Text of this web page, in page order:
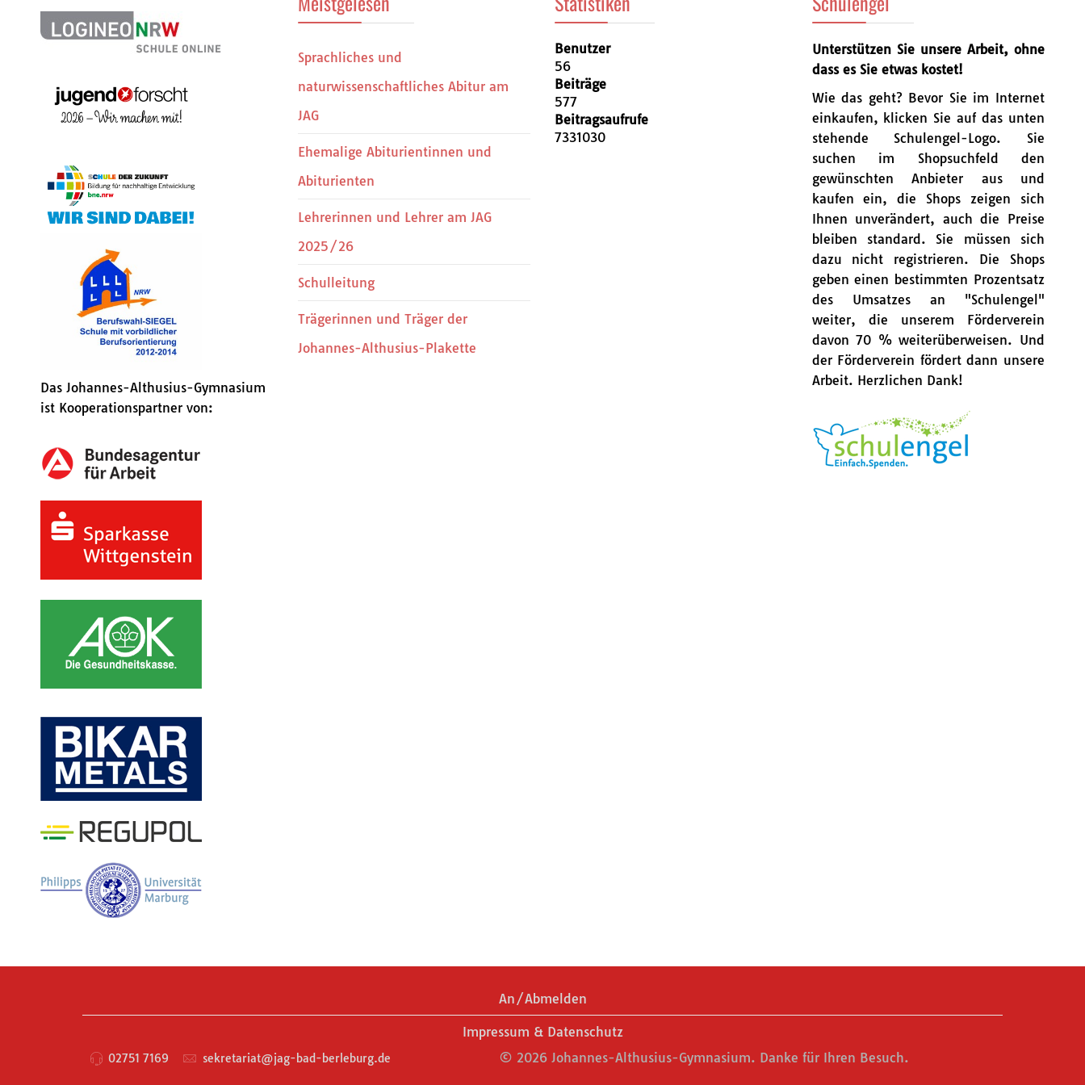
Das Johannes-Althusius-Gymnasium
ist Kooperationspartner von:
Sprachliches und
naturwissenschaftliches Abitur am
JAG
Ehemalige Abiturientinnen und
Abiturienten
Lehrerinnen und Lehrer am JAG
2025/26
Schulleitung
Trägerinnen und Träger der
Johannes-Althusius-Plakette
Benutzer
56
Beiträge
577
Beitragsaufrufe
7331030
Unterstützen Sie unsere Arbeit, ohne
dass es Sie etwas kostet!
Wie das geht? Bevor Sie im Internet
einkaufen, klicken Sie auf das unten
stehende Schulengel-Logo. Sie
suchen im Shopsuchfeld den
gewünschten Anbieter aus und
kaufen ein, die Shops zeigen sich
Ihnen unverändert, auch die Preise
bleiben standard. Sie müssen sich
dazu nicht registrieren. Die Shops
geben einen bestimmten Prozentsatz
des Umsatzes an "Schulengel"
weiter, die unserem Förderverein
davon 70 % weiterüberweisen. Und
der Förderverein fördert dann unsere
Arbeit. Herzlichen Dank!
An/Abmelden
Impressum & Datenschutz
02751 7169 sekretariat@jag-bad-berleburg.de © 2026 Johannes-Althusius-Gymnasium. Danke für Ihren Besuch.